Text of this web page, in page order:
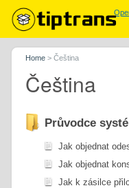
Home > Čeština
Čeština
Průvodce
Jak objednat
Jak objednat
Jak k zásilce přiložit